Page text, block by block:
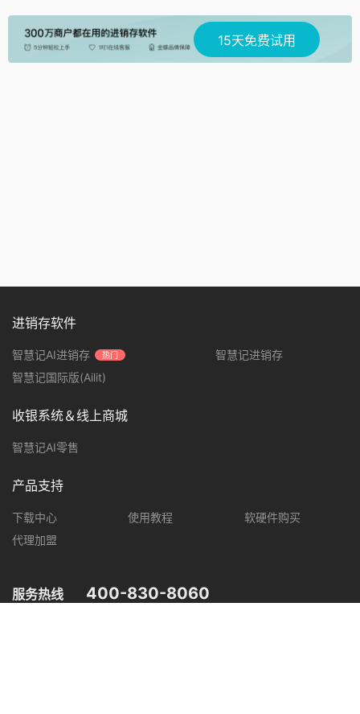
15天免费试用
服务热线 400-830-8060
进销存软件
智慧记AI进销存 热门
智慧记进销存
智慧记国际版(Ailit)
收银系统＆线上商城
智慧记AI零售
产品支持
下载中心 使用教程
软硬件购买
代理加盟